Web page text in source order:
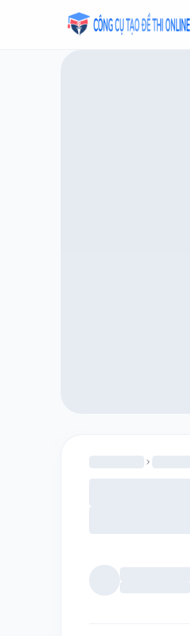
Taodethi.xyz - Tạo đề thi